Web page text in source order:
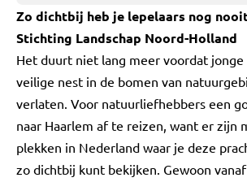
Zo dichtbij heb je lepelaars nog
Stichting Landschap Noord-Holland
Het duurt niet lang meer voordat jonge
veilige nest in de bomen van
verlaten. Voor natuurliefhebbers een
naar Haarlem af te reizen, want er zijn
plekken in Nederland waar je deze
zo dichtbij kunt bekijken. Gewoon